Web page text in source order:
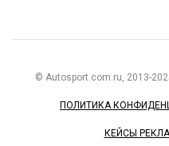
© Autosport.com.ru, 2013-
ПОЛИТИКА
КЕЙСЫ